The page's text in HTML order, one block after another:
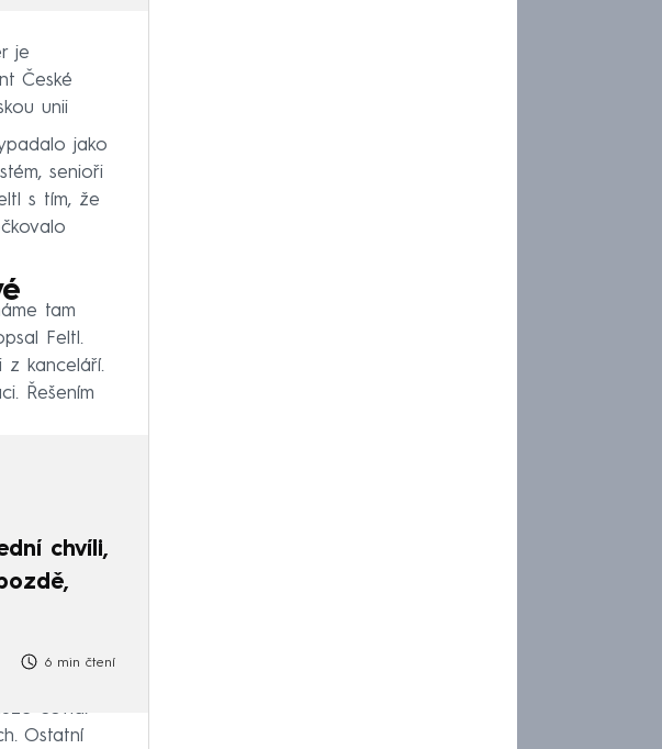
je
České
unii
jako
senioři
s tím, že
tam
Feltl.
z kanceláří.
Řešením
chvíli,
6 min čtení
covid.
Ostatní